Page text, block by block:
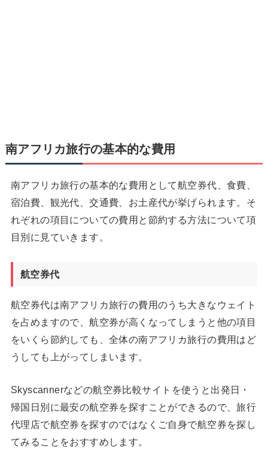
南アフリカ旅行の基本的な費用
南アフリカ旅行の基本的な費用として航空券代、食費、
宿泊費、観光代、交通費、お土産代が挙げられます。そ
れぞれの項目についての費用と節約する方法について項
目別に見ていきます。
航空券代
航空券代は南アフリカ旅行の費用のうち大きなウェイト
を占めますので、航空券が高くなってしまうと他の項目
をいくら節約しても、全体の南アフリカ旅行の費用はど
うしても上がってしまいます。
Skyscannerなどの航空券比較サイトを使うと出発日・
帰国日別に最安の航空券を探すことができるので、旅行
代理店で航空券を探すのではなくご自身で航空券を探し
てみることをおすすめします。